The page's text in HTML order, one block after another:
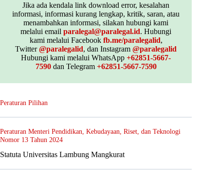
Jika ada kendala link download error, kesalahan
informasi, informasi kurang lengkap, kritik, saran, atau
menambahkan informasi, silakan hubungi kami
melalui emailparalegal@paralegal.id. Hubungi
kami melalui Facebook fb.me/paralegalid,
Twitter@paralegalid, dan Instagram@paralegalid
Hubungi kami melalui WhatsApp+62851-5667-
7590dan Telegram +62851-5667-7590
Peraturan Pilihan
Peraturan Menteri Pendidikan, Kebudayaan, Riset, dan Teknologi
Nomor 13 Tahun 2024
Statuta Universitas Lambung Mangkurat